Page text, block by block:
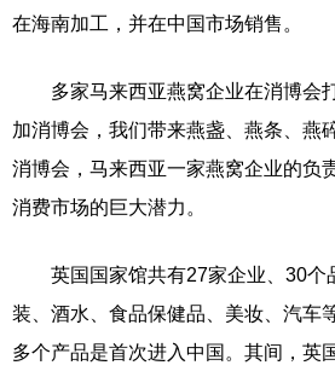
在海南加工，并在中国市场销售。
多家马来西亚燕窝企业在消博会打
加消博会，我们带来燕盏、燕条、燕
消博会，马来西亚一家燕窝企业的负
消费市场的巨大潜力。
英国国家馆共有27家企业、30个
装、酒水、食品保健品、美妆、汽车
多个产品是首次进入中国。其间，英